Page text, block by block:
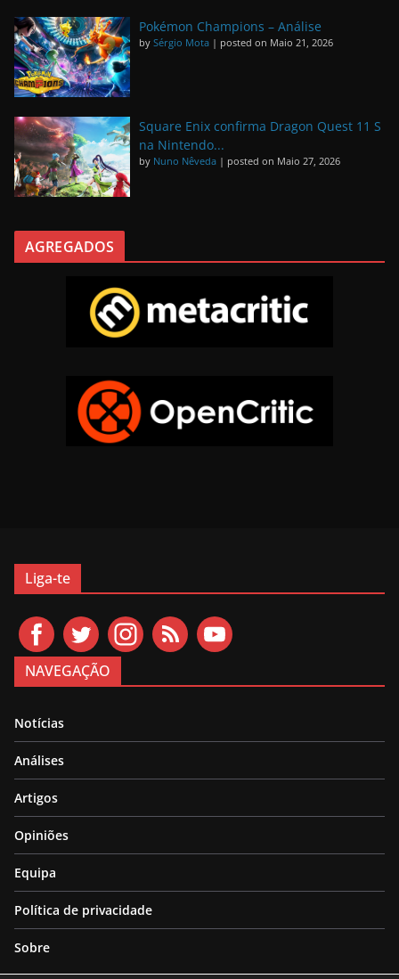
Pokémon Champions – Análise
by Sérgio Mota | posted on Maio 21, 2026
Square Enix confirma Dragon Quest 11 S
na Nintendo...
by Nuno Nêveda | posted on Maio 27, 2026
AGREGADOS
Liga-te
NAVEGAÇÃO
Notícias
Análises
Artigos
Opiniões
Equipa
Política de privacidade
Sobre